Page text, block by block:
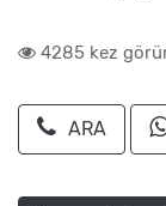
4285 kez
ARA